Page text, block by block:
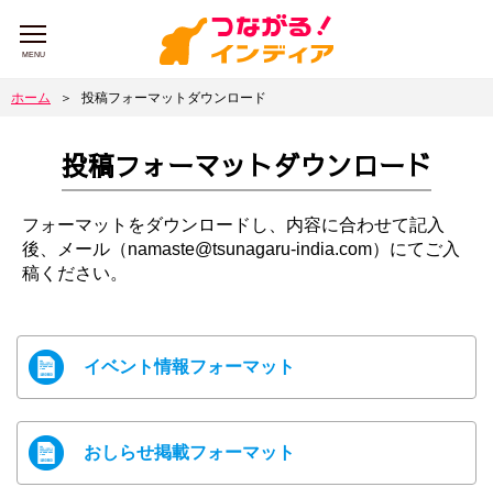
MENU
ホーム ＞ 投稿フォーマットダウンロード
投稿フォーマットダウンロード
フォーマットをダウンロードし、内容に合わせて記入
後、メール（namaste@tsunagaru-india.com）にてご入
稿ください。
イベント情報フォーマット
おしらせ掲載フォーマット